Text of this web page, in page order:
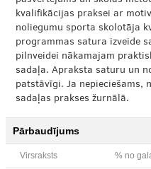
kvalifikācijas praksei ar
noliegumu sporta skolotāja
programmas satura izveide
pilnveidei nākamajam
sadaļa. Apraksta saturu un
patstāvīgi. Ja nepieciešams,
sadaļas prakses žurnālā.
Pārbaudījums
Virsraksts % no